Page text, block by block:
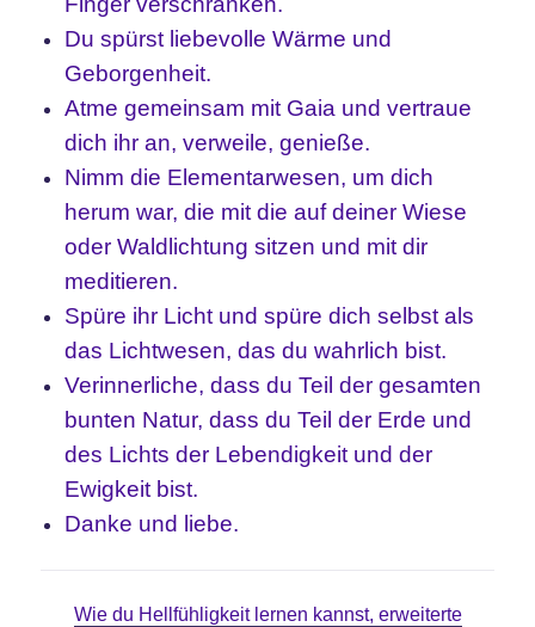
Du spürst liebevolle Wärme und
Geborgenheit.
Atme gemeinsam mit Gaia und vertraue
dich ihr an, verweile, genieße.
Nimm die Elementarwesen, um dich
herum war, die mit die auf deiner Wiese
oder Waldlichtung sitzen und mit dir
meditieren.
Spüre ihr Licht und spüre dich selbst als
das Lichtwesen, das du wahrlich bist.
Verinnerliche, dass du Teil der gesamten
bunten Natur, dass du Teil der Erde und
des Lichts der Lebendigkeit und der
Ewigkeit bist.
Danke und liebe.
Wie du Hellfühligkeit lernen kannst, erweiterte